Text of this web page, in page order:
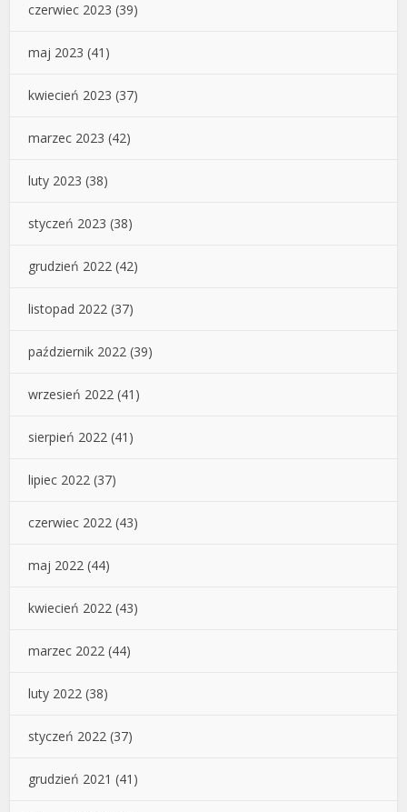
czerwiec 2023 (39)
maj 2023 (41)
kwiecień 2023 (37)
marzec 2023 (42)
luty 2023 (38)
styczeń 2023 (38)
grudzień 2022 (42)
listopad 2022 (37)
październik 2022 (39)
wrzesień 2022 (41)
sierpień 2022 (41)
lipiec 2022 (37)
czerwiec 2022 (43)
maj 2022 (44)
kwiecień 2022 (43)
marzec 2022 (44)
luty 2022 (38)
styczeń 2022 (37)
grudzień 2021 (41)